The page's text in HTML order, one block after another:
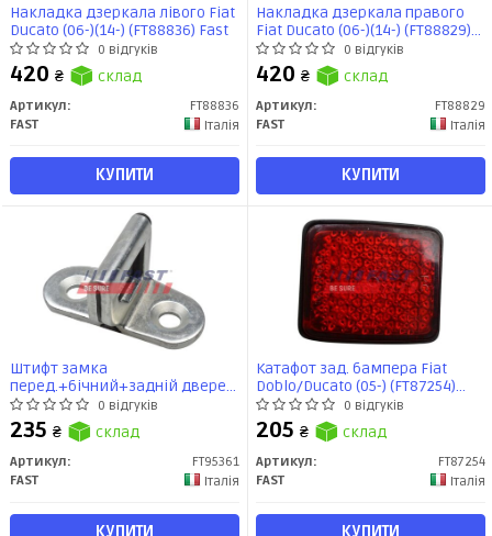
Накладка дзеркала лівого Fiat
Ducato (06-)(14-) (FT88836) Fast
0 відгуків
420 ₴ склад
Артикул:
FT88836
FAST
Італія
КУПИТИ
Накладка дзеркала правого
Fiat Ducato (06-)(14-) (FT88829)
Fast
0 відгуків
420 ₴ склад
Артикул:
FT88829
FAST
Італія
КУПИТИ
Штифт замка
перед.+бічний+задній дверей
Fiat Ducato (06-) (14-) (FT95361)
Fast
0 відгуків
235 ₴ склад
Артикул:
FT95361
FAST
Італія
КУПИТИ
Катафот зад. бампера Fiat
Doblo/Ducato (05-) (FT87254)
Fast
0 відгуків
205 ₴ склад
Артикул:
FT87254
FAST
Італія
КУПИТИ